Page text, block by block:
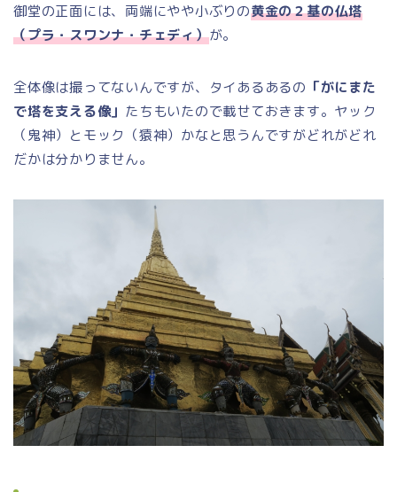
御堂の正面には、両端にやや小ぶりの黄金の２基の仏塔
（プラ・スワンナ・チェディ）が。
全体像は撮ってないんですが、タイあるあるの 「がにまた
で塔を支える像」 たちもいたので載せておきます。ヤック
（鬼神）とモック（猿神）かなと思うんですがどれがどれ
だかは分かりません。